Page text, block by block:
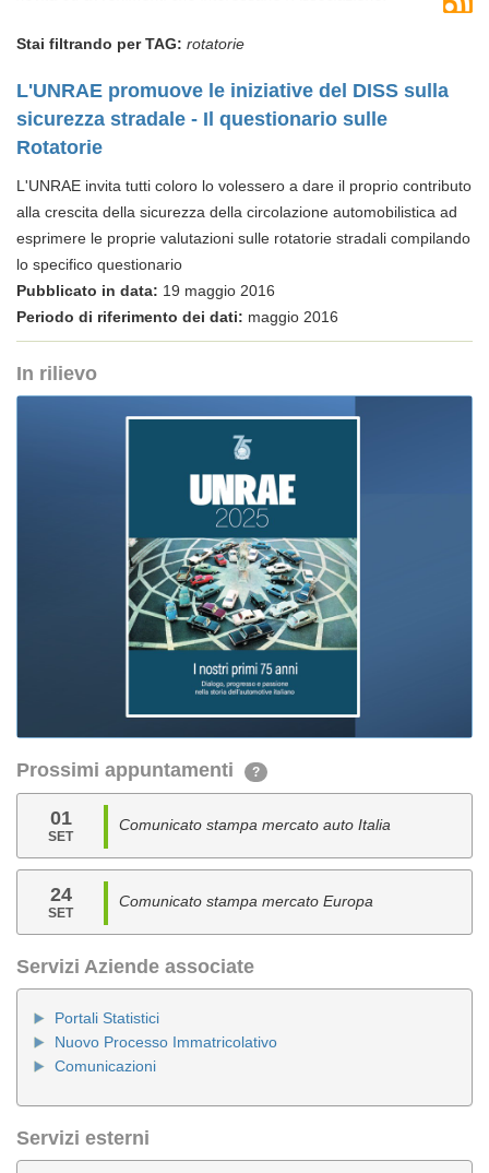
Stai filtrando per TAG: rotatorie
L'UNRAE promuove le iniziative del DISS sulla
sicurezza stradale - Il questionario sulle
Rotatorie
L'UNRAE invita tutti coloro lo volessero a dare il proprio contributo
alla crescita della sicurezza della circolazione automobilistica ad
esprimere le proprie valutazioni sulle rotatorie stradali compilando
lo specifico questionario
Pubblicato in data: 19 maggio 2016
Periodo di riferimento dei dati: maggio 2016
In rilievo
Prossimi appuntamenti ?
01
SET
Comunicato stampa mercato auto Italia
24
SET
Comunicato stampa mercato Europa
Servizi Aziende associate
Portali Statistici
Nuovo Processo Immatricolativo
Comunicazioni
Servizi esterni